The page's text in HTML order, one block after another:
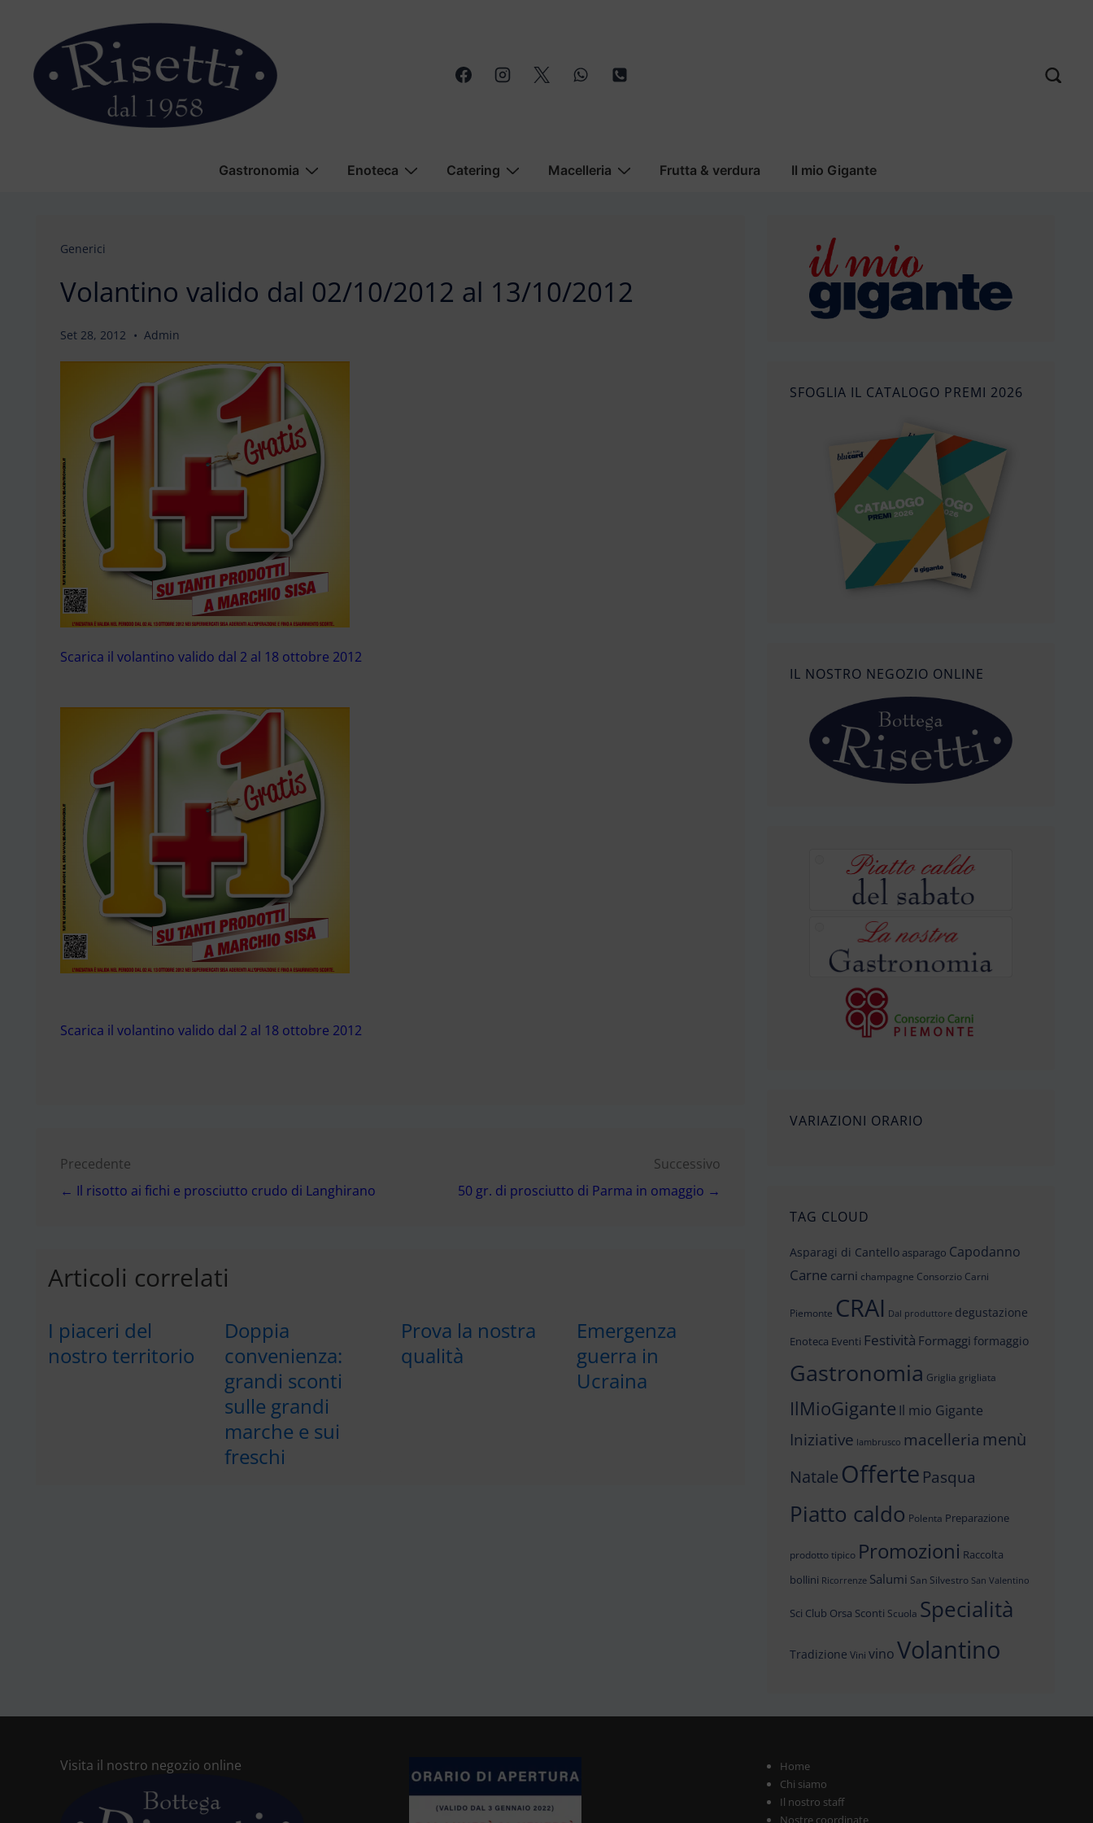
contenuto
principale
MenuGastronomia Enoteca Catering Macelleria Frutta & verdura Il mio Gigante
Generici
Volantino valido dal 02/10/2012 al 13/10/2012
Set 28, 2012 Admin
Scarica il volantino valido dal 2 al 18 ottobre 2012
Scarica il volantino valido dal 2 al 18 ottobre 2012
Navigazione
articoli
Precedente
← Il risotto ai fichi e prosciutto crudo di Langhirano
Successivo
50 gr. di prosciutto di Parma in omaggio →
Articoli correlati
I piaceri del
nostro territorio
Doppia
convenienza:
grandi sconti
sulle grandi
marche e sui
freschi
Prova la nostra
qualità
Emergenza
guerra in
Ucraina
SFOGLIA IL CATALOGO PREMI 2026
IL NOSTRO NEGOZIO ONLINE
VARIAZIONI ORARIO
TAG CLOUD
Asparagi di Cantello asparago Capodanno
Carne carni champagne Consorzio Carni
Piemonte CRAI Dal produttore degustazione
Enoteca Eventi Festività Formaggi formaggio
Gastronomia Griglia grigliata
IlMioGigante Il mio Gigante
Iniziative lambrusco macelleria menù
Natale Offerte Pasqua
Piatto caldo Polenta Preparazione
prodotto tipico Promozioni Raccolta
bollini Ricorrenze Salumi San Silvestro San Valentino
Sci Club Orsa Sconti Scuola Specialità
Tradizione Vini vinoVolantino
Visita il nostro negozio online
Home
Chi siamo
Il nostro staff
Nostre coordinate